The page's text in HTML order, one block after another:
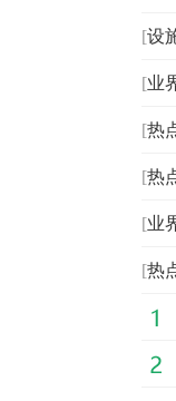
[设
[业
[热
[热
[业
[热